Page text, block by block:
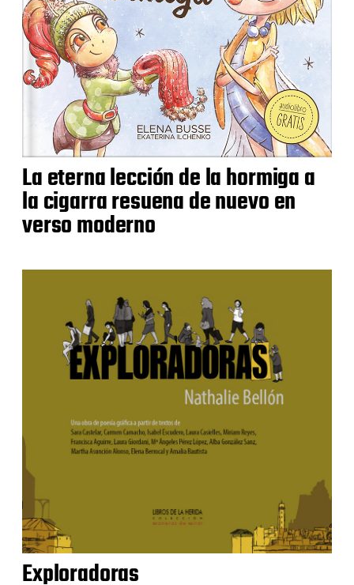
La eterna lección de la hormiga a
la cigarra resuena de nuevo en
verso moderno
Exploradoras